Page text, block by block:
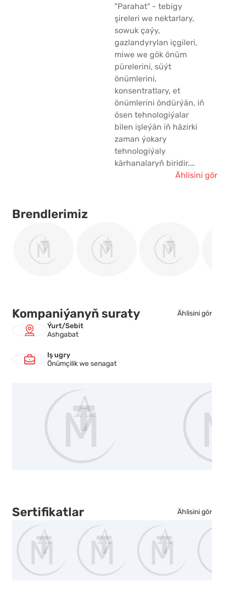
"Parahat" - tebigy
şireleri we nektarlary,
sowuk çaýy,
gazlandyrylan içgileri,
miwe we gök önüm
pürelerini, süýt
önümlerini,
konsentratlary, et
önümlerini öndürýän, iň
ösen tehnologiýalar
bilen işleýän iň häzirki
zaman ýokary
tehnologiýaly
kärhanalaryň biridir.
Kompaniýa 1993-nji
Soňky ýyllarda IP
"Parahat" kärhanasy,
JOŞ, EÇIL, YESERJE,
içine alýan önümleriň
köp görnüşi bilen uly
Ählisini gör
Brendlerimiz
Kompaniýanyň suraty
Ählisini gör
Ýurt/Sebit
Ashgabat
Iş ugry
Önümçilik we senagat
Sertifikatlar Ählisini gör